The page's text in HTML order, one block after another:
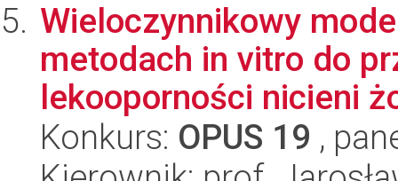
Wieloczynnikowy
metodach in vitro do
lekooporności nicieni
Konkurs: OPUS 19 ,